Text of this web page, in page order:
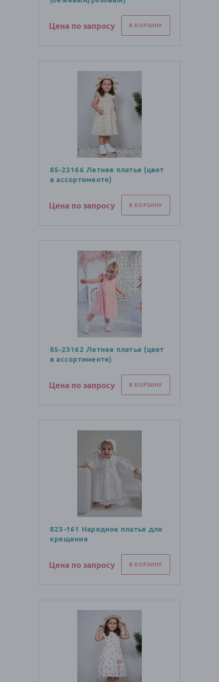
Цена по запросу В КОРЗИНУ
85-23166 Летнее платье (цвет
в ассортименте)
Цена по запросу В КОРЗИНУ
85-23162 Летнее платье (цвет
в ассортименте)
Цена по запросу В КОРЗИНУ
823-161 Нарядное платье для
крещения
Цена по запросу В КОРЗИНУ